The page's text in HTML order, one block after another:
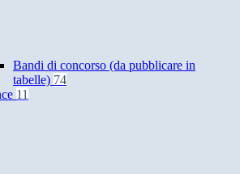
Bandi di concorso (da pubblicare in
tabelle) 74
11